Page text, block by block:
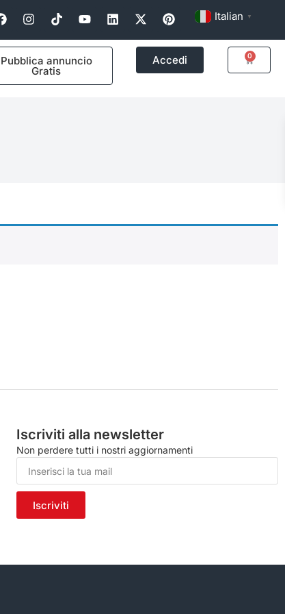
Italian ▼
Pubblica annuncio
Gratis
Accedi 0
Iscriviti alla newsletter
Non perdere tutti i nostri aggiornamenti
Iscriviti